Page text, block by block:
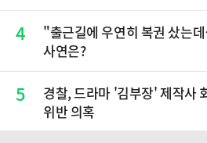
4
"출근길에 우연히 복권 샀는
사연은?
5
경찰, 드라마 '김부장' 제작사
위반 의혹